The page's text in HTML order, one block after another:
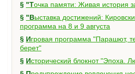
§
"Точка памяти: Живая история
§ "Выставка достижений: Кировский": культурная
программа на 8 и 9 августа
§ Игровая программа "Парашют, тельняшка, голубой
берет"
§
Исторический блокнот "Эпоха.